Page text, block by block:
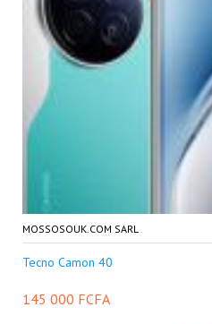
MOSSOSOUK.COM SARL
Tecno Camon 40
145 000 FCFA